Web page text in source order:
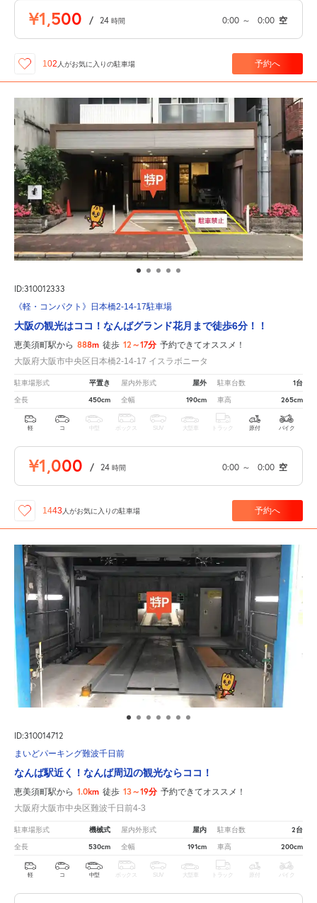
¥1,500 / 24 時間 0:00 ～ 0:00 空
102 人がお気に入りの駐車場 予約へ
ID:310012333
《軽・コンパクト》日本橋2-14-17駐車場
大阪の観光はココ！なんばグランド花月まで徒歩6分！！
恵美須町駅から 888m 徒歩 12～17分 予約できてオススメ！
大阪府大阪市中央区日本橋2-14-17 イスラボニータ
駐車場形式 平置き 屋内外形式 屋外 駐車台数 1台
全長 450cm 全幅 190cm 車高 265cm
軽 コ 中型 ボックス SUV 大型車 トラック 原付 バイク
¥1,000 / 24 時間 0:00 ～ 0:00 空
1443人がお気に入りの駐車場 予約へ
ID:310014712
まいどパーキング難波千日前
なんば駅近く！なんば周辺の観光ならココ！
恵美須町駅から 1.0km 徒歩 13～19分 予約できてオススメ！
大阪府大阪市中央区難波千日前4-3
駐車場形式 機械式 屋内外形式 屋内 駐車台数 2台
全長 530cm 全幅 191cm 車高 200cm
軽 コ 中型 ボックス SUV 大型車 トラック 原付 バイク